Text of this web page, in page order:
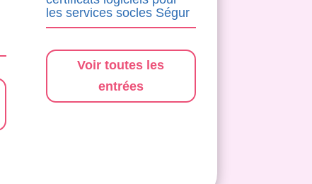
les services socles Ségur
Voir toutes les
entrées